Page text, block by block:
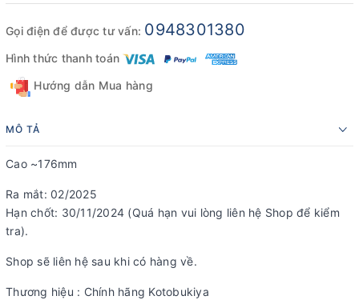
Gọi điện để được tư vấn: 0948301380
Hình thức thanh toán
Hướng dẫn Mua hàng
MÔ TẢ
Cao ~176mm
Ra mắt: 02/2025
Hạn chốt: 30/11/2024 (Quá hạn vui lòng liên hệ Shop để kiểm
tra).
Shop sẽ liên hệ sau khi có hàng về.
Thương hiệu : Chính hãng Kotobukiya